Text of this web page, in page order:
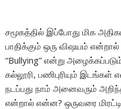
சமூகத்தில் இப்போது மிக
பாதிக்கும் ஒரு விஷயம்
“Bullying” என்று
கல்லூரி, பணிபுரியும்
நடப்பது நாம் அனைவரும்
என்றால் என்ன? ஒருவரை